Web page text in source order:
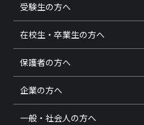
受験生の方へ
在校生・卒業生の方へ
保護者の方へ
企業の方へ
一般・社会人の方へ